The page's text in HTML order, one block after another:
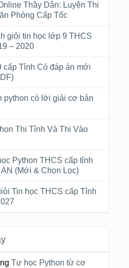
Thầy Dân: Luyện Thi
Phòng Cấp Tốc
giỏi tin học lớp 9 THCS
– 2020
cấp Tỉnh Có đáp án mới
python có lời giải cơ bản
Thi Tỉnh Và Thi Vào
Python THCS cấp tỉnh
(Mới & Chọn Lọc)
Tin học THCS cấp Tỉnh
Tự học Python từ cơ